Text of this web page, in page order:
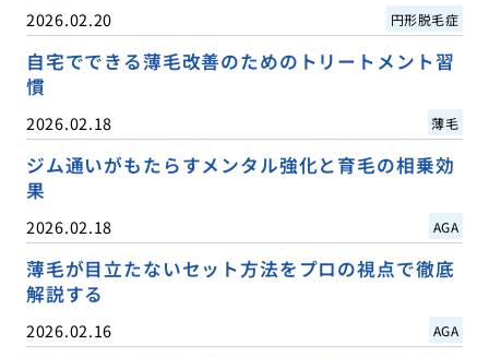
2026.02.20 円形脱毛症
自宅でできる薄毛改善のためのトリートメント習
慣
2026.02.18 薄毛
ジム通いがもたらすメンタル強化と育毛の相乗効
果
2026.02.18 AGA
薄毛が目立たないセット方法をプロの視点で徹底
解説する
2026.02.16 AGA